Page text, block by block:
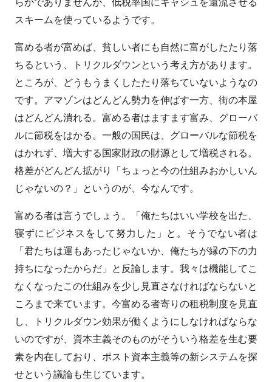
スキームを使っているようです。
富める者が富めば、貧しい者にも自然に富がしたたり落
ちるという、トリクルダウンという考え方があります。
ところが、どうもうまくしたたり落ちていないようなの
です。アマゾンはどんどん勢力を伸ばす一方、街の本屋
はどんどん潰れる。富める者はますます富み、グローバ
ルに節税をはかる。一般の国民は、グローバルな節税を
はかれず、増大する国家財政の財源として増税される。
格差がどんどん拡がり「ちょっと今の仕組みおかしいん
じゃないの？」というのが、今なんです。
富める者は言うでしょう。「俺たちはいい学校を出た、
寝ずにビジネスをして努力した」と。そうでない者は
「君たちは運もあったじゃないか、俺たちが縁の下の力
持ちになったからだ」と反論します。我々は機能してこ
なくなったこの仕組みを少し見直さなければならないと
ころまで来ています。今富める者寄りの租税制度を見直
し、トリクルダウン効果が働くようにしなければならな
いのですが、資本主義そのものがそういう格差を生む要
素を内在しており、ポスト資本主義等の新システムを探
せという議論も生じています。